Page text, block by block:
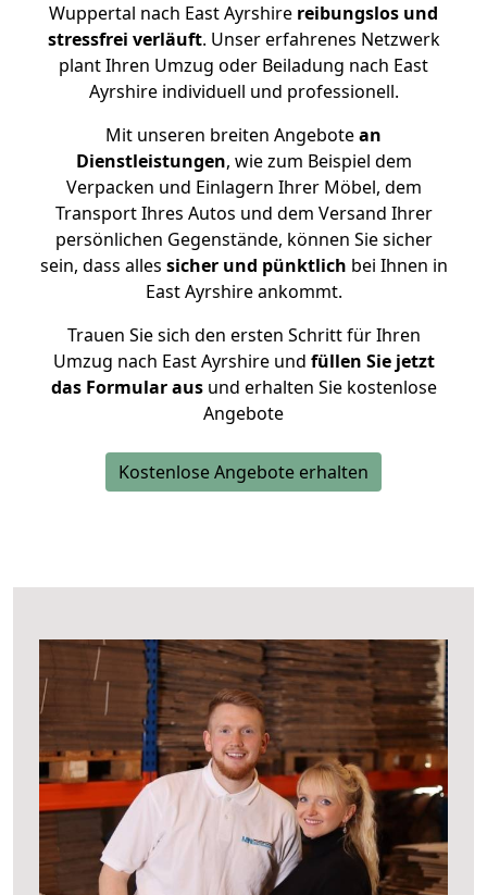
Wuppertal nach East Ayrshire reibungslos und
stressfrei verläuft. Unser erfahrenes Netzwerk
plant Ihren Umzug oder Beiladung nach East
Ayrshire individuell und professionell.
Mit unseren breiten Angebotean
Dienstleistungen, wie zum Beispiel dem
Verpacken und Einlagern Ihrer Möbel, dem
Transport Ihres Autos und dem Versand Ihrer
persönlichen Gegenstände, können Sie sicher
sein, dass alles sicher und pünktlich bei Ihnen in
East Ayrshire ankommt.
Trauen Sie sich den ersten Schritt für Ihren
Umzug nach East Ayrshire und füllen Sie jetzt
das Formular ausund erhalten Sie kostenlose
Angebote
Kostenlose Angebote erhalten